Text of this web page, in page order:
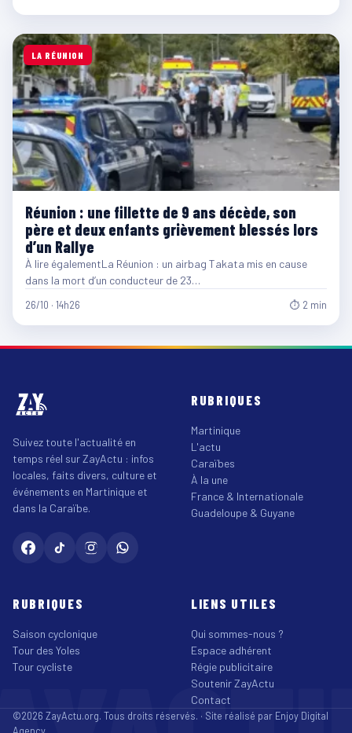
LA RÉUNION
Réunion : une fillette de 9 ans décède, son
père et deux enfants grièvement blessés lors
d’un Rallye
À lire égalementLa Réunion : un airbag Takata mis en cause
dans la mort d’un conducteur de 23…
26/10 · 14h26 ⏱ 2 min
Suivez toute l'actualité en
temps réel sur ZayActu : infos
locales, faits divers, culture et
événements en Martinique et
dans la Caraïbe.
RUBRIQUES
Martinique
L'actu
Caraïbes
À la une
France & Internationale
Guadeloupe & Guyane
RUBRIQUES
Saison cyclonique
Tour des Yoles
Tour cycliste
LIENS UTILES
Qui sommes-nous ?
Espace adhérent
Régie publicitaire
Soutenir ZayActu
Contact
©2026 ZayActu.org. Tous droits réservés. · Site réalisé par Enjoy Digital